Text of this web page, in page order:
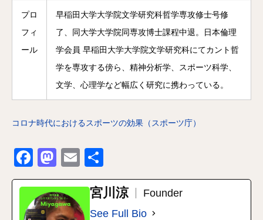
プロ
フィ
ール
早稲田大学大学院文学研究科哲学専攻修士号修
了、同大学大学院同専攻博士課程中退。日本倫理
学会員 早稲田大学大学院文学研究科にてカント哲
学を専攻する傍ら、精神分析学、スポーツ科学、
文学、心理学など幅広く研究に携わっている。
コロナ時代におけるスポーツの効果（スポーツ庁）
Facebook
Mastodon
Email
有
宮川涼
Founder
See Full Bio